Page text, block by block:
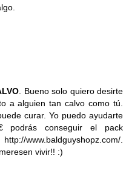
. Bueno solo quiero desirte
a alguien tan calvo como tú.
curar. Yo puedo ayudarte
podrás conseguir el pack
www.baldguyshopz.com/.
vivir!! :)